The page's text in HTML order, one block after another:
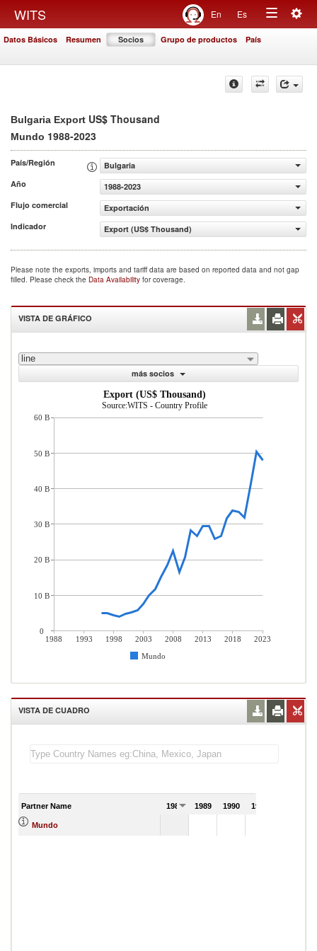
WITS En Es
Toggle
Datos Básicos Resumen Socios Grupo de productos País
Bulgaria Export US$ Thousand
Mundo 1988-2023
País/Región
Bulgaria
Año
1988-2023
Flujo comercial
Exportación
Indicador
Export (US$ Thousand)
Please note the exports, imports and tariff data are based on reported data and not gap
filled. Please check the Data Availability for coverage.
VISTA DE GRÁFICO
line
más socios
Export (US$ Thousand)
Source:WITS - Country Profile
1988 1993 1998 2003 2008 2013 2018
2023
Mundo
60 B
50 B
40 B
30 B
20 B
10 B
0
VISTA DE CUADRO
Partner Name 1988 1989 1990 1991
Mundo